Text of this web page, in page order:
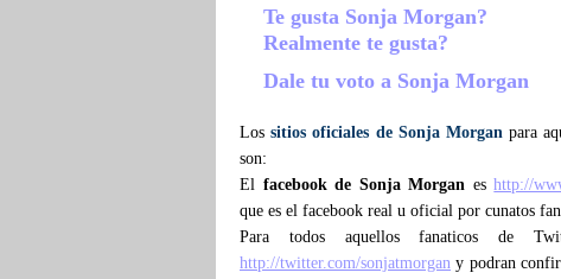
Te gusta Sonja Morgan?
Realmente te gusta?
Dale tu voto a Sonja Morgan
Lossitios oficiales de Sonja Morganpara
son:
El facebook de Sonja Morgan eshttp://
que es el facebook real u oficial por cunatos
Para todos aquellos fanaticos de
http://twitter.com/sonjatmorgan y podran